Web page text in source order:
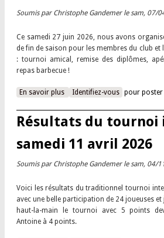
Soumis par Christophe Gandemerle sam, 07/
Ce samedi 27 juin 2026, nous avons
de fin de saison pour les membres du club et
: tournoi amical, remise des diplômes,
repas barbecue !
En savoir plus à propos de Fin de saison
Identifiez-vous pour poster
Résultats du tournoi
samedi 11 avril 2026
Soumis par Christophe Gandemerle sam, 04/
Voici les résultats du traditionnel tournoi
avec une belle participation de 24 joueuses
haut-la-main le tournoi avec 5 points
Antoine à 4 points.